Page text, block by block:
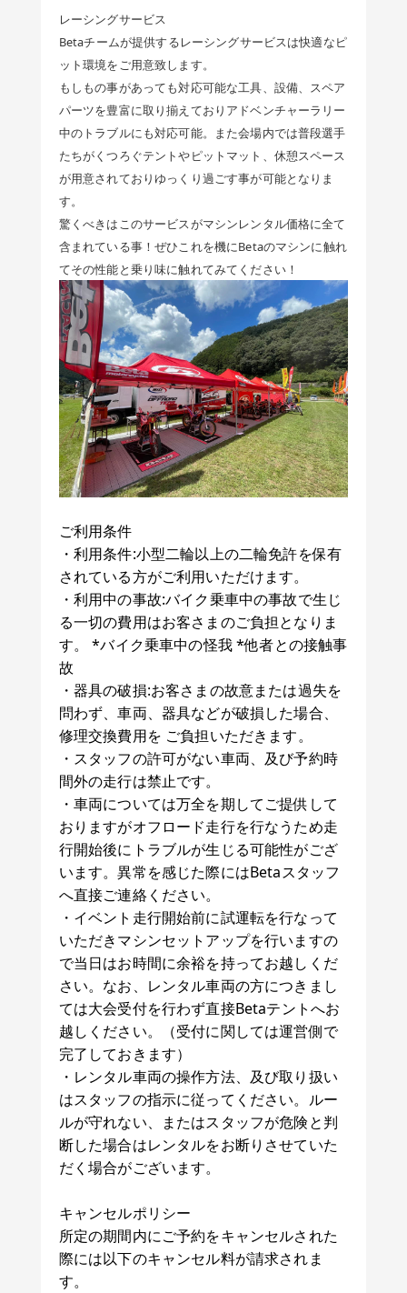
レーシングサービス
Betaチームが提供するレーシングサービスは快適なピ
ット環境をご用意致します。
もしもの事があっても対応可能な工具、設備、スペア
パーツを豊富に取り揃えておりアドベンチャーラリー
中のトラブルにも対応可能。また会場内では普段選手
たちがくつろぐテントやピットマット、休憩スペース
が用意されておりゆっくり過ごす事が可能となりま
す。
驚くべきはこのサービスがマシンレンタル価格に全て
含まれている事！ぜひこれを機にBetaのマシンに触れ
てその性能と乗り味に触れてみてください！
ご利用条件
・利用条件:小型二輪以上の二輪免許を保有
されている方がご利用いただけます。
・利用中の事故:バイク乗車中の事故で生じ
る一切の費用はお客さまのご負担となりま
す。 *バイク乗車中の怪我 *他者との接触事
故
・器具の破損:お客さまの故意または過失を
問わず、車両、器具などが破損した場合、
修理交換費用を ご負担いただきます。
・スタッフの許可がない車両、及び予約時
間外の走行は禁止です。
・車両については万全を期してご提供して
おりますがオフロード走行を行なうため走
行開始後にトラブルが生じる可能性がござ
います。異常を感じた際にはBetaスタッフ
へ直接ご連絡ください。
・イベント走行開始前に試運転を行なって
いただきマシンセットアップを行いますの
で当日はお時間に余裕を持ってお越しくだ
さい。なお、レンタル車両の方につきまし
ては大会受付を行わず直接Betaテントへお
越しください。（受付に関しては運営側で
完了しておきます）
・レンタル車両の操作方法、及び取り扱い
はスタッフの指示に従ってください。ルー
ルが守れない、またはスタッフが危険と判
断した場合はレンタルをお断りさせていた
だく場合がございます。
キャンセルポリシー
所定の期間内にご予約をキャンセルされた
際には以下のキャンセル料が請求されま
す。